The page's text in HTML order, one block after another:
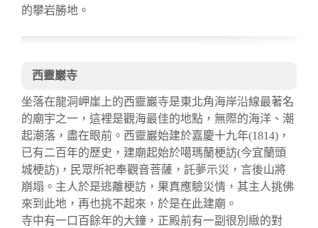
的攀岩勝地。
西靈巖寺
坐落在龍洞岬崖上的西靈巖寺是東北角海岸沿線最著名
的廟宇之一，這裡是觀海最佳的地點，無際的海洋、潮
起潮落，盡在眼前。西靈巖始建於嘉慶十九年(1814)，
已有二百年的歷史，建廟起始於噶瑪蘭梗訪(今宜蘭頭
城梗訪)，民眾所祀奉觀音菩薩，託夢示災，言後山將
崩塌。主人於是逃離梗訪，果真應驗災情，其主人挑佛
來到此地，再也挑不起來，於是在此建廟。
寺中有一口百餘年的大鐘，正殿前有一副很別緻的對